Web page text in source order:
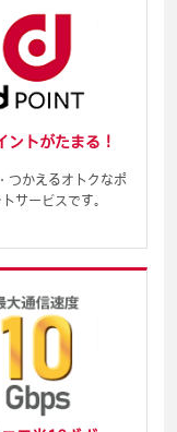
ントがたまる！
つかえるオトクなポ
サービスです。